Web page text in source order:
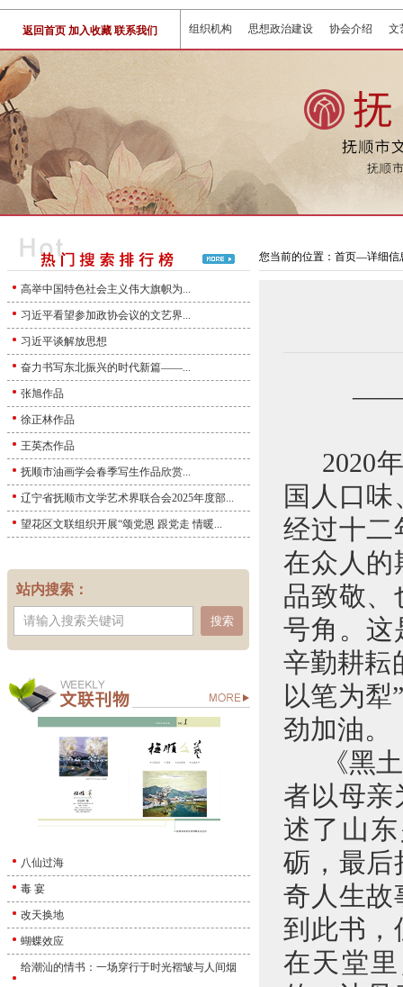
返回首页 加入收藏 联系我们 组织机构 思想政治建设 协会介绍 文
高举中国特色社会主义伟大旗帜为...
习近平看望参加政协会议的文艺界...
习近平谈解放思想
奋力书写东北振兴的时代新篇——...
张旭作品
徐正林作品
王英杰作品
抚顺市油画学会春季写生作品欣赏...
辽宁省抚顺市文学艺术界联合会2025年度部...
望花区文联组织开展“颂党恩 跟党走 情暖...
站内搜索：
搜索
八仙过海
毒 宴
改天换地
蝴蝶效应
给潮汕的情书：一场穿行于时光褶皱与人间烟
您当前的位置：首页—详细信
——
2020
国人口
经过十二
在众人的
品致敬、
号角。这
辛勤耕耘
以笔为犁
劲加油。
《黑
者以母亲
述了山
砺，最后
奇人生故
到此书，
在天堂